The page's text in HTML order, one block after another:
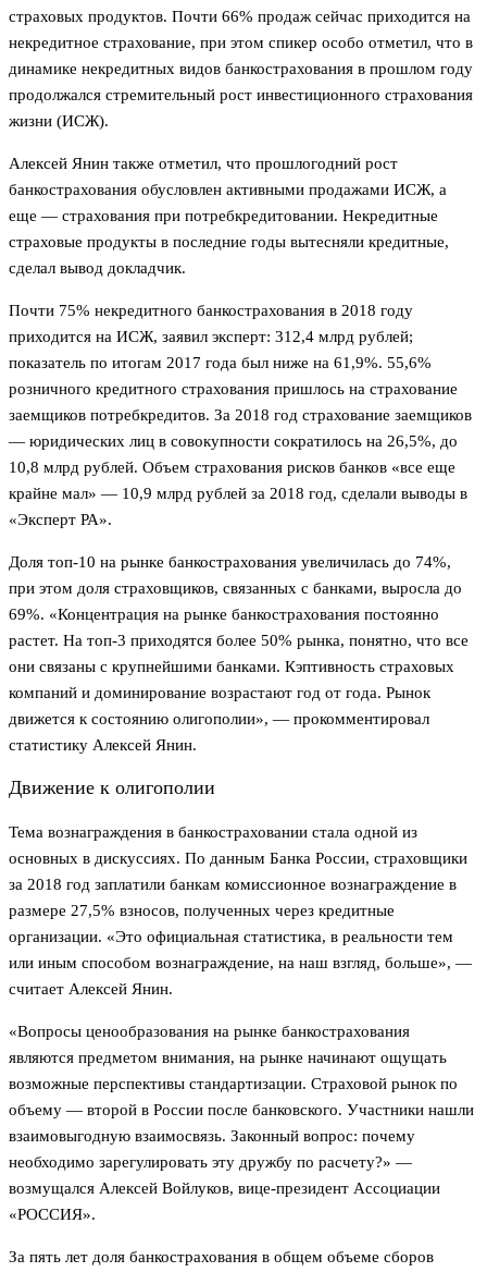
страховых продуктов. Почти 66% продаж сейчас приходится на
некредитное страхование, при этом спикер особо отметил, что в
динамике некредитных видов банкострахования в прошлом году
продолжался стремительный рост инвестиционного страхования
жизни (ИСЖ).
Алексей Янин также отметил, что прошлогодний рост
банкострахования обусловлен активными продажами ИСЖ, а
еще — страхования при потребкредитовании. Некредитные
страховые продукты в последние годы вытесняли кредитные,
сделал вывод докладчик.
Почти 75% некредитного банкострахования в 2018 году
приходится на ИСЖ, заявил эксперт: 312,4 млрд рублей;
показатель по итогам 2017 года был ниже на 61,9%. 55,6%
розничного кредитного страхования пришлось на страхование
заемщиков потребкредитов. За 2018 год страхование заемщиков
— юридических лиц в совокупности сократилось на 26,5%, до
10,8 млрд рублей. Объем страхования рисков банков «все еще
крайне мал» — 10,9 млрд рублей за 2018 год, сделали выводы в
«Эксперт РА».
Доля топ-10 на рынке банкострахования увеличилась до 74%,
при этом доля страховщиков, связанных с банками, выросла до
69%. «Концентрация на рынке банкострахования постоянно
растет. На топ-3 приходятся более 50% рынка, понятно, что все
они связаны с крупнейшими банками. Кэптивность страховых
компаний и доминирование возрастают год от года. Рынок
движется к состоянию олигополии», — прокомментировал
статистику Алексей Янин.
Движение к олигополии
Тема вознаграждения в банкостраховании стала одной из
основных в дискуссиях. По данным Банка России, страховщики
за 2018 год заплатили банкам комиссионное вознаграждение в
размере 27,5% взносов, полученных через кредитные
организации. «Это официальная статистика, в реальности тем
или иным способом вознаграждение, на наш взгляд, больше», —
считает Алексей Янин.
«Вопросы ценообразования на рынке банкострахования
являются предметом внимания, на рынке начинают ощущать
возможные перспективы стандартизации. Страховой рынок по
объему — второй в России после банковского. Участники нашли
взаимовыгодную взаимосвязь. Законный вопрос: почему
необходимо зарегулировать эту дружбу по расчету?» —
возмущался Алексей Войлуков, вице-президент Ассоциации
«РОССИЯ».
За пять лет доля банкострахования в общем объеме сборов